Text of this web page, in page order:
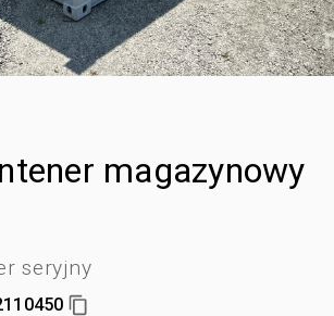
magazynowy
seryjny